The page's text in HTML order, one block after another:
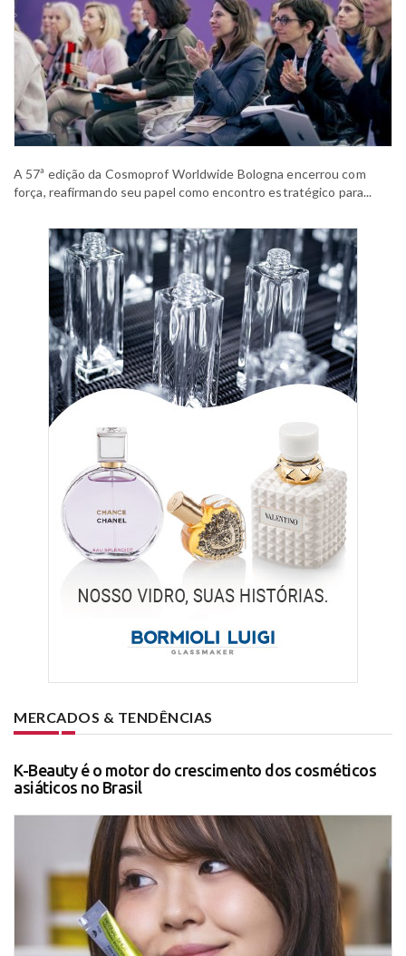
A 57ª edição da Cosmoprof Worldwide Bologna encerrou com
força, reafirmando seu papel como encontro estratégico para...
MERCADOS & TENDÊNCIAS
K-Beauty é o motor do crescimento dos cosméticos
asiáticos no Brasil